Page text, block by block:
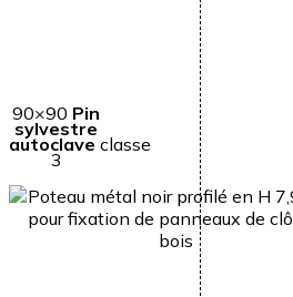
90×90 Pin
sylvestre
autoclave classe
3